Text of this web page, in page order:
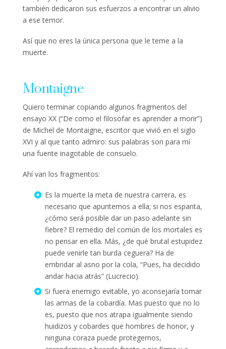
también dedicaron sus esfuerzos a encontrar un alivio
a ese temor.
Así que no eres la única persona que le teme a la
muerte.
Montaigne
Quiero terminar copiando algunos fragmentos del
ensayo XX (“De como el filosofar es aprender a morir”)
de Michel de Montaigne, escritor que vivió en el siglo
XVI y al que tanto admiro: sus palabras son para mí
una fuente inagotable de consuelo.
Ahí van los fragmentos:
Es la muerte la meta de nuestra carrera, es
necesario que apuntemos a ella; si nos espanta,
¿cómo será posible dar un paso adelante sin
fiebre? El remedio del común de los mortales es
no pensar en ella. Más, ¿de qué brutal estupidez
puede venirle tan burda ceguera? Ha de
embridar al asno por la cola, “Pues, ha decidido
andar hacia atrás” (Lucrecio).
Si fuera enemigo evitable, yo aconsejaría tomar
las armas de la cobardía. Mas puesto que no lo
es, puesto que nos atrapa igualmente siendo
huidizos y cobardes que hombres de honor, y
ninguna coraza puede protegernos,